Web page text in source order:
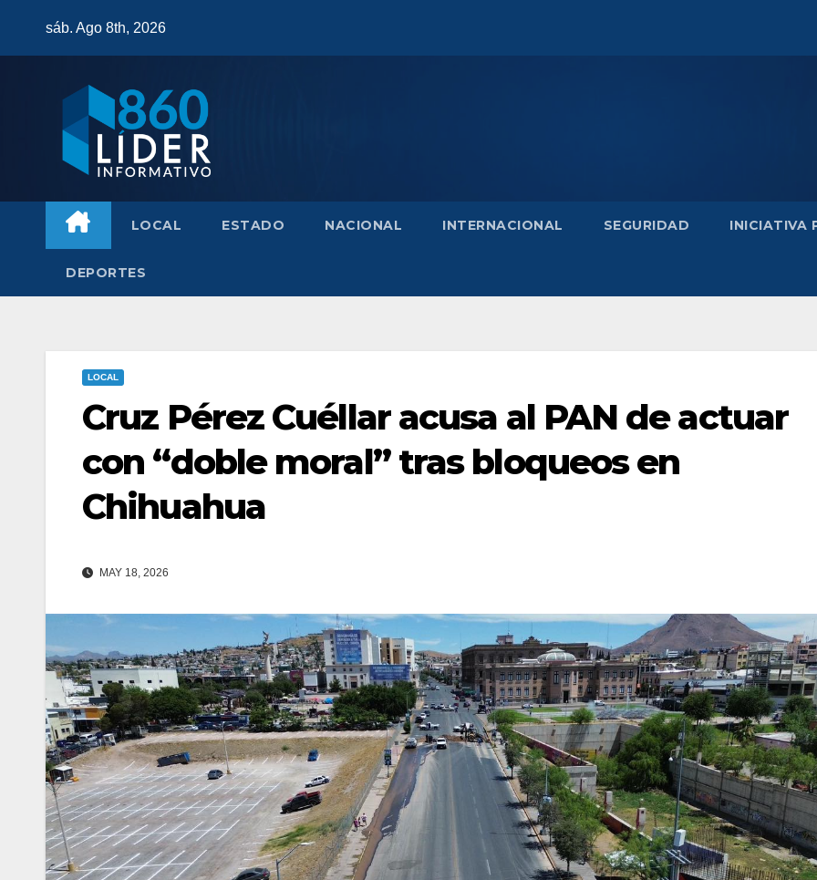
sáb. Ago 8th, 2026
LOCAL ESTADO NACIONAL INTERNACIONAL SEGURIDAD INICIATIVA
DEPORTES
LOCAL
Cruz Pérez Cuéllar acusa al PAN de actuar
con “doble moral” tras bloqueos en
Chihuahua
MAY 18, 2026